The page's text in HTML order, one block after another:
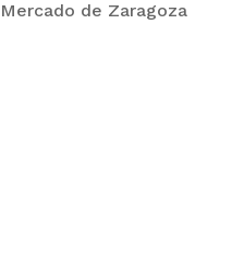
de Zaragoza